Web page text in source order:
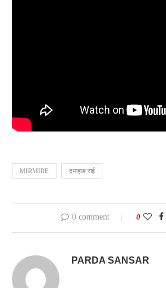
MIRMIRE दयाहाङ राई
0 comment 0
PARDA SANSAR